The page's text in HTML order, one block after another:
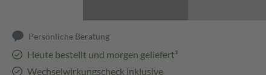
Persönliche Beratung
Heute bestellt und morgen geliefert³
Wechselwirkungscheck inklusive